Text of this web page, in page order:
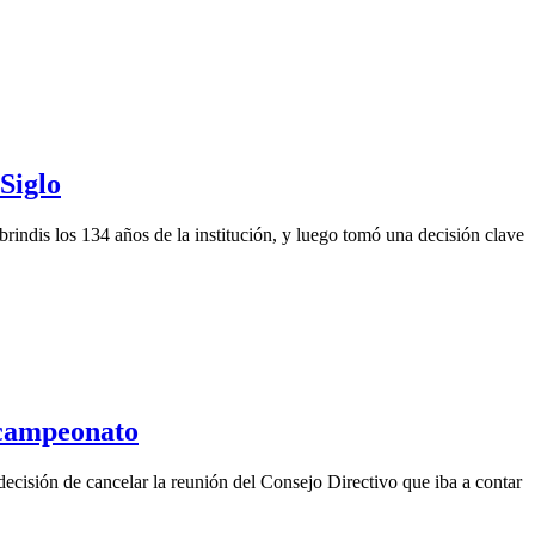
los 134 años de la institución, y luego tomó una decisión clave
de cancelar la reunión del Consejo Directivo que iba a contar